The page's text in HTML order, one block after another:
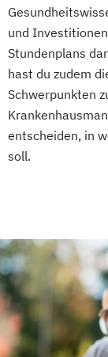
und
Stundenplans
hast du zudem
Schwerpunkten
entscheiden, in
soll.